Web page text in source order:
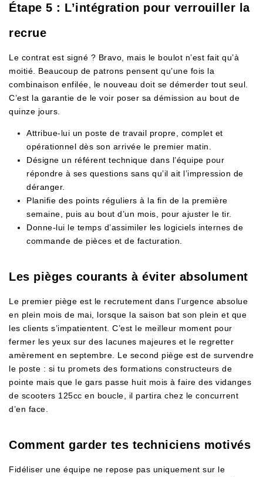
Étape 5 : L’intégration pour verrouiller la
recrue
Le contrat est signé ? Bravo, mais le boulot n’est fait qu’à
moitié. Beaucoup de patrons pensent qu’une fois la
combinaison enfilée, le nouveau doit se démerder tout seul.
C’est la garantie de le voir poser sa démission au bout de
quinze jours.
Attribue-lui un poste de travail propre, complet et
opérationnel dès son arrivée le premier matin.
Désigne un référent technique dans l’équipe pour
répondre à ses questions sans qu’il ait l’impression de
déranger.
Planifie des points réguliers à la fin de la première
semaine, puis au bout d’un mois, pour ajuster le tir.
Donne-lui le temps d’assimiler les logiciels internes de
commande de pièces et de facturation.
Les pièges courants à éviter absolument
Le premier piège est le recrutement dans l’urgence absolue
en plein mois de mai, lorsque la saison bat son plein et que
les clients s’impatientent. C’est le meilleur moment pour
fermer les yeux sur des lacunes majeures et le regretter
amèrement en septembre. Le second piège est de survendre
le poste : si tu promets des formations constructeurs de
pointe mais que le gars passe huit mois à faire des vidanges
de scooters 125cc en boucle, il partira chez le concurrent
d’en face.
Comment garder tes techniciens motivés
Fidéliser une équipe ne repose pas uniquement sur le